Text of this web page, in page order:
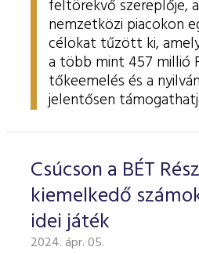
feltörekvő szereplője,
nemzetközi piacokon
célokat tűzött ki,
a több mint 457 millió
tőkeemelés és a
jelentősen
Csúcson a BÉT
kiemelkedő
idei játék
2024. ápr. 05.